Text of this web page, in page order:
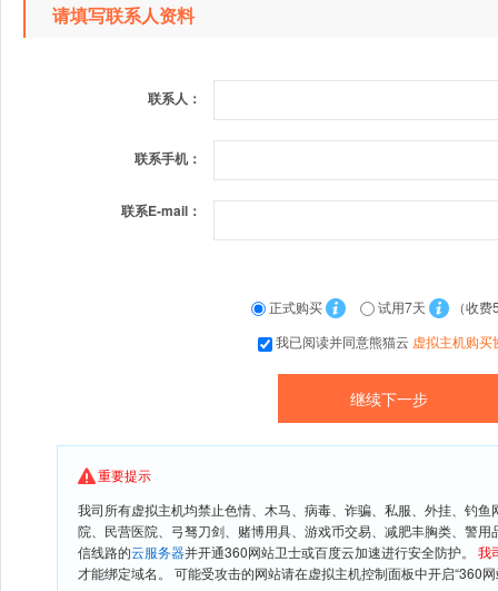
请填写联系人资料
联系人：
联系手机：
联系E-mail：
正式购买 试用7天
（收费
我已阅读并同意熊猫云 虚拟主机购买
重要提示
我司所有虚拟主机均禁止色情、木马、病毒、诈骗、私服、外挂、钓
院、民营医院、弓驽刀剑、赌博用具、游戏币交易、减肥丰胸类、警
信线路的云服务器并开通360网站卫士或百度云加速进行安全防护。 我
才能绑定域名。 可能受攻击的网站请在虚拟主机控制面板中开启“360